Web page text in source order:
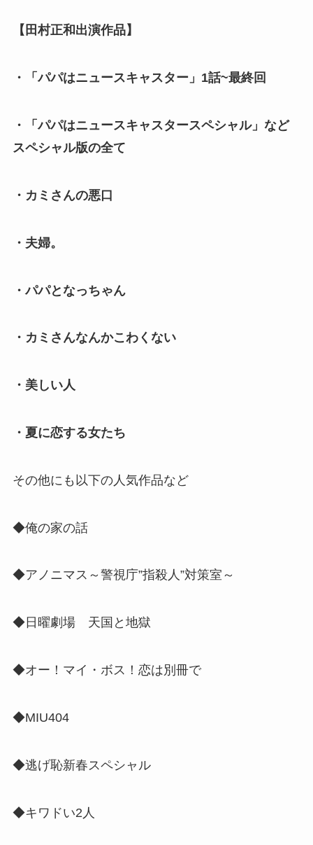
【田村正和出演作品】
・「パパはニュースキャスター」1話~最終回
・「パパはニュースキャスタースペシャル」など
スペシャル版の全て
・カミさんの悪口
・夫婦。
・パパとなっちゃん
・カミさんなんかこわくない
・美しい人
・夏に恋する女たち
その他にも以下の人気作品など
◆俺の家の話
◆アノニマス～警視庁”指殺人”対策室～
◆日曜劇場 天国と地獄
◆オー！マイ・ボス！恋は別冊で
◆MIU404
◆逃げ恥新春スペシャル
◆キワドい2人